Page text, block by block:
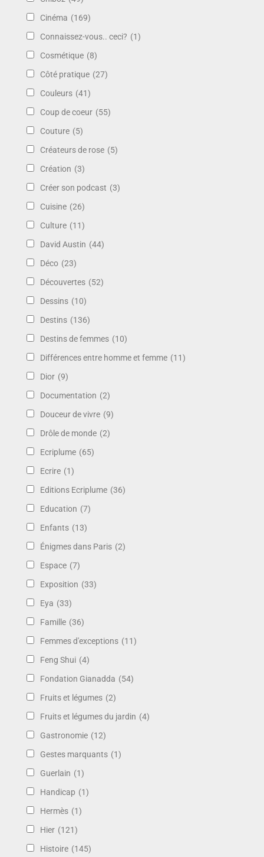
Cinéma (169)
Connaissez-vous.. ceci? (1)
Cosmétique (8)
Côté pratique (27)
Couleurs (41)
Coup de coeur (55)
Couture (5)
Créateurs de rose (5)
Création (3)
Créer son podcast (3)
Cuisine (26)
Culture (11)
David Austin (44)
Déco (23)
Découvertes (52)
Dessins (10)
Destins (136)
Destins de femmes (10)
Différences entre homme et femme (11)
Dior (9)
Documentation (2)
Douceur de vivre (9)
Drôle de monde (2)
Ecriplume (65)
Ecrire (1)
Editions Ecriplume (36)
Education (7)
Enfants (13)
Énigmes dans Paris (2)
Espace (7)
Exposition (33)
Eya (33)
Famille (36)
Femmes d'exceptions (11)
Feng Shui (4)
Fondation Gianadda (54)
Fruits et légumes (2)
Fruits et légumes du jardin (4)
Gastronomie (12)
Gestes marquants (1)
Guerlain (1)
Handicap (1)
Hermès (1)
Hier (121)
Histoire (145)